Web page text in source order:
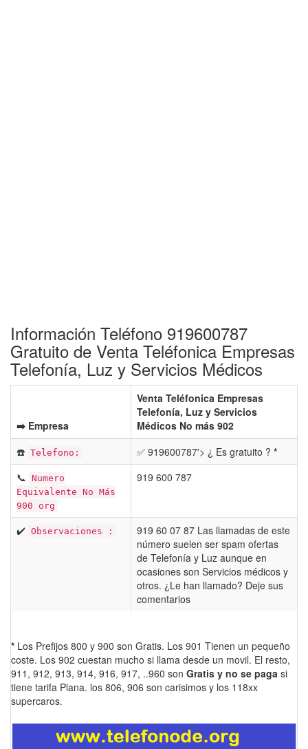
Información Teléfono 919600787
Gratuito de Venta Teléfonica Empresas
Telefonía, Luz y Servicios Médicos
➡️ Empresa
Venta Teléfonica Empresas
Telefonía, Luz y Servicios
Médicos No más 902
☎️ Telefono: ✅ 919600787'> ¿ Es gratuito ? *
📞 Numero
Equivalente No Más
900 org
919 600 787
✔️ Observaciones :
919 60 07 87 Las llamadas de este
número suelen ser spam ofertas
de Telefonía y Luz aunque en
ocasiones son Servicios médicos y
otros. ¿Le han llamado? Deje sus
comentarios
* Los Prefijos 800 y 900 son Gratis. Los 901 Tienen un pequeño
coste. Los 902 cuestan mucho si llama desde un movil. El resto,
911, 912, 913, 914, 916, 917, ..960 son Gratis y no se paga si
tiene tarifa Plana. los 806, 906 son carisimos y los 118xx
supercaros.